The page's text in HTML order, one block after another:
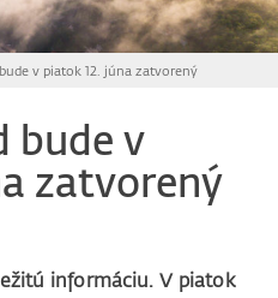
v piatok 12. júna zatvorený
bude v
zatvorený
informáciu. V piatok